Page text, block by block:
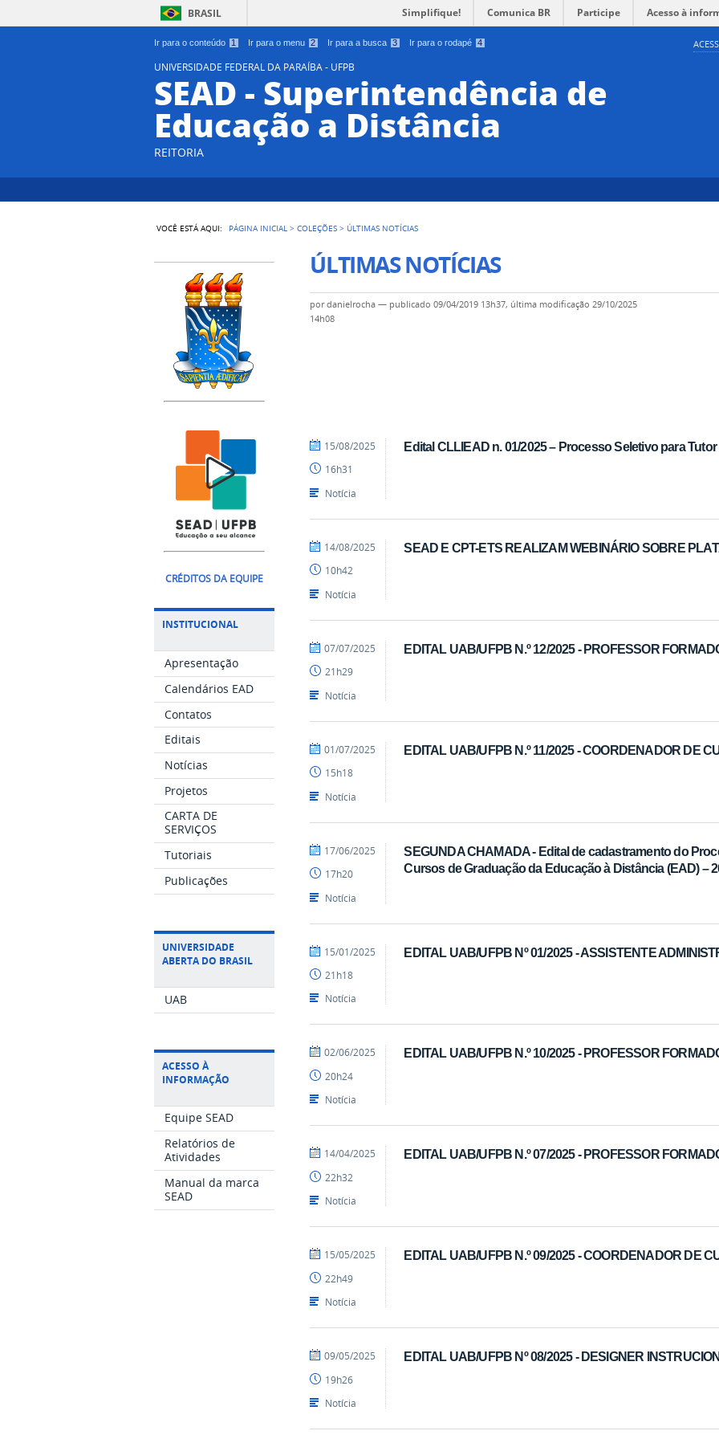
Ir para o conteúdo 1 Ir para o menu 2 Ir para a busca 3 Ir para o rodapé 4
BRASIL Simplifique! Comunica BR Participe Acesso à
UNIVERSIDADE FEDERAL DA PARAÍBA - UFPB
SEAD - Superintendência de
Educação a Distância
REITORIA
VOCÊ ESTÁ AQUI: PÁGINA INICIAL >COLEÇÕES > ÚLTIMAS NOTÍCIAS
CRÉDITOS DA EQUIPE
INSTITUCIONAL
Apresentação
Calendários EAD
Contatos
Editais
Notícias
Projetos
CARTA DE
SERVIÇOS
Tutoriais
Publicações
UNIVERSIDADE
ABERTA DO BRASIL
UAB
ACESSO À
INFORMAÇÃO
Equipe SEAD
Relatórios de
Atividades
Manual da marca
SEAD
ÚLTIMAS NOTÍCIAS
pordanielrocha — publicado 09/04/2019 13h37, última modificação 29/10/2025
14h08
Edital CLLIEAD n. 01/2025 – Processo Seletivo para Tutor
por
-
SEAD
publicado
15/08/2025
16h31
Notícia
SEAD E CPT-ETS REALIZAM WEBINÁRIO SOBRE
por
Feijó
Portela
publicado
14/08/2025
10h42
Notícia
EDITAL UAB/UFPB N.º 12/2025 - PROFESSOR
por
-
SEAD
publicado
07/07/2025
21h29
Notícia
EDITAL UAB/UFPB N.º 11/2025 - COORDENADOR DE
por
-
SEAD
publicado
01/07/2025
15h18
Notícia
SEGUNDA CHAMADA - Edital de cadastramento do
Cursos de Graduação da Educação à Distância (EAD) –
por
-
SEAD
publicado
17/06/2025
17h20
Notícia
EDITAL UAB/UFPB Nº 01/2025 - ASSISTENTE
por
-
SEAD
publicado
15/01/2025
21h18
Notícia
EDITAL UAB/UFPB N.º 10/2025 - PROFESSOR
por
-
SEAD
publicado
02/06/2025
20h24
Notícia
EDITAL UAB/UFPB N.º 07/2025 - PROFESSOR
por
-
SEAD
publicado
14/04/2025
22h32
Notícia
EDITAL UAB/UFPB N.º 09/2025 - COORDENADOR DE
por
-
SEAD
publicado
15/05/2025
22h49
Notícia
EDITAL UAB/UFPB Nº 08/2025 - DESIGNER
por
-
SEAD
publicado
09/05/2025
19h26
Notícia